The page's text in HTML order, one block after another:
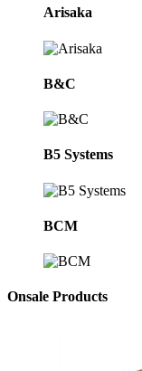
Arisaka
B&C
B5 Systems
BCM
Onsale Products